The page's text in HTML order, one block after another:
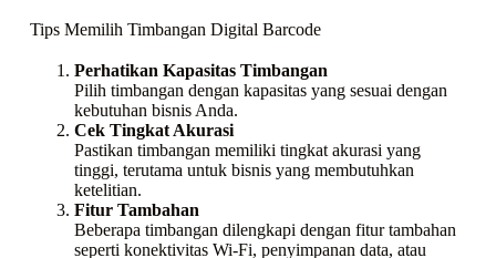
Tips Memilih Timbangan Digital Barcode
Perhatikan Kapasitas Timbangan
Pilih timbangan dengan kapasitas yang sesuai dengan
kebutuhan bisnis Anda.
Cek Tingkat Akurasi
Pastikan timbangan memiliki tingkat akurasi yang
tinggi, terutama untuk bisnis yang membutuhkan
ketelitian.
Fitur Tambahan
Beberapa timbangan dilengkapi dengan fitur tambahan
seperti konektivitas Wi-Fi, penyimpanan data, atau